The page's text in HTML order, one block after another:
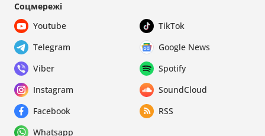
Соцмережі
Youtube
TikTok
Telegram
Google News
Viber
Spotify
Instagram
SoundCloud
Facebook
RSS
Whatsapp